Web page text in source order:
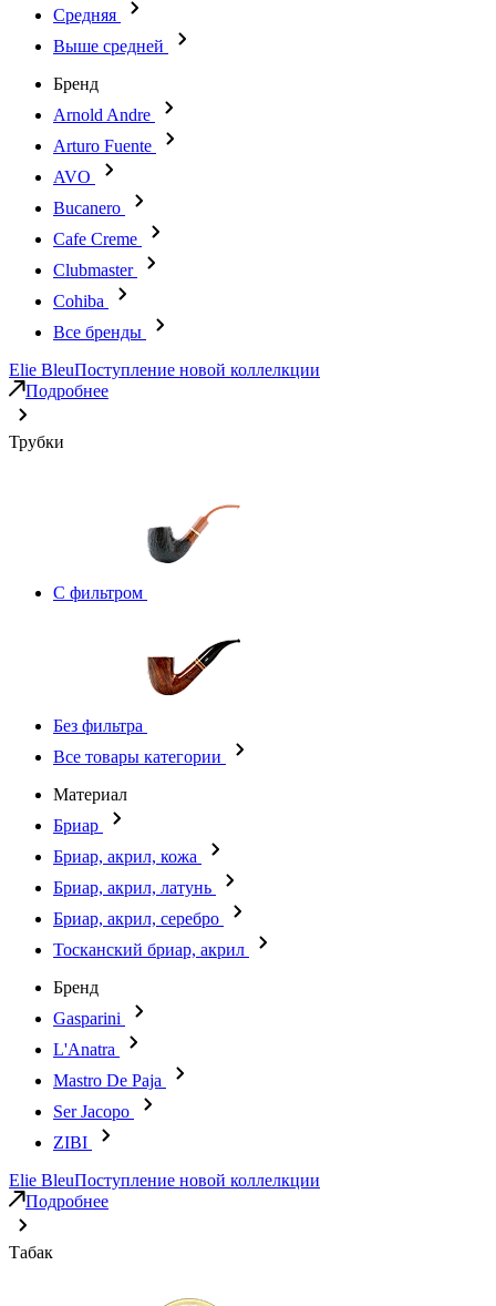
Средняя
Выше средней
Бренд
Arnold Andre
Arturo Fuente
AVO
Bucanero
Cafe Creme
Clubmaster
Cohiba
Все бренды
Elie BleuПоступление новой коллелкции
Подробнее
Трубки
С фильтром
Без фильтра
Все товары категории
Материал
Бриар
Бриар, акрил, кожа
Бриар, акрил, латунь
Бриар, акрил, серебро
Тосканский бриар, акрил
Бренд
Gasparini
L'Anatra
Mastro De Paja
Ser Jacopo
ZIBI
Elie BleuПоступление новой коллелкции
Подробнее
Табак